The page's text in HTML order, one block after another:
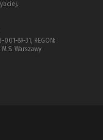
89-31, REGON:
Warszawy